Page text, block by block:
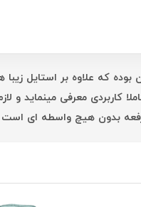
که علاوه بر استایل
کاربردی معرفی مینماید